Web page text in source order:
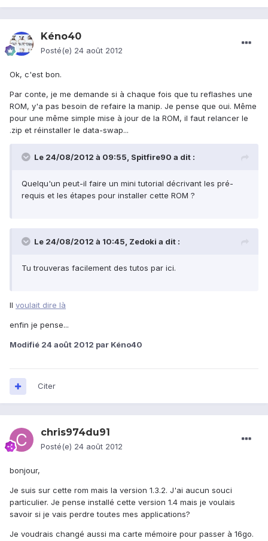
Kéno40
Posté(e) 24 août 2012
Ok, c'est bon.
Par conte, je me demande si à chaque fois que tu reflashes une
ROM, y'a pas besoin de refaire la manip. Je pense que oui. Même
pour une même simple mise à jour de la ROM, il faut relancer le
.zip et réinstaller le data-swap...
Le 24/08/2012 à 09:55, Spitfire90 a dit :
Quelqu'un peut-il faire un mini tutorial décrivant les pré-
requis et les étapes pour installer cette ROM ?
Le 24/08/2012 à 10:45, Zedoki a dit :
Tu trouveras facilement des tutos par ici.
Il voulait dire là
enfin je pense...
Modifié 24 août 2012 par Kéno40
Citer
chris974du91
Posté(e) 24 août 2012
bonjour,
Je suis sur cette rom mais la version 1.3.2. J'ai aucun souci
particulier. Je pense installé cette version 1.4 mais je voulais
savoir si je vais perdre toutes mes applications?
Je voudrais changé aussi ma carte mémoire pour passer à 16go.